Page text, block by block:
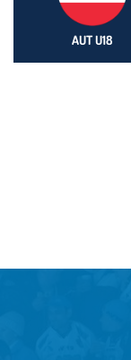
AUT U18